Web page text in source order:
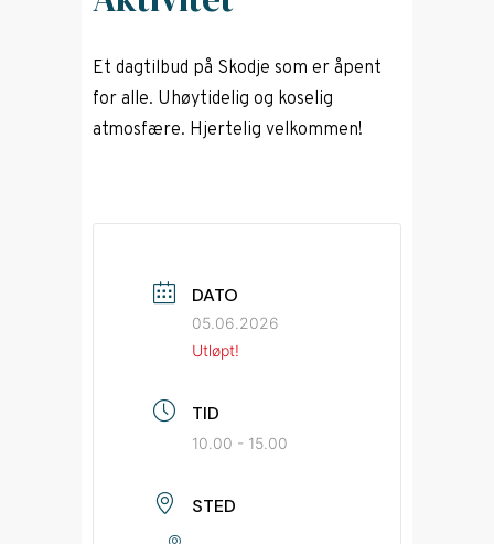
Et dagtilbud på Skodje som er åpent
for alle. Uhøytidelig og koselig
atmosfære. Hjertelig velkommen!
DATO
05.06.2026
Utløpt!
TID
10.00 - 15.00
STED